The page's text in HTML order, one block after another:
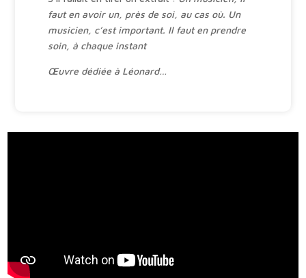
faut en avoir un, près de soi, au cas où. Un
musicien, c’est important. Il faut en prendre
soin, à chaque instant
Œuvre dédiée à Léonard…